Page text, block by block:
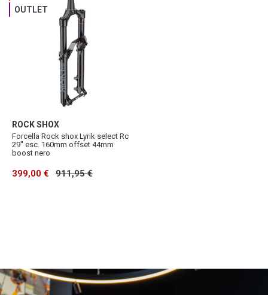
OUTLET
ROCK SHOX
Forcella Rock shox Lyrik select Rc
29'' esc. 160mm offset 44mm
boost nero
399,00 € 911,95 €